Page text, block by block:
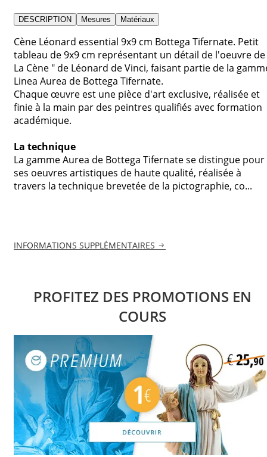
DESCRIPTION Mesures Matériaux
Cène Léonard essential 9x9 cm Bottega Tifernate. Petit
tableau de 9x9 cm représentant un détail de l'oeuvre de
La Cène " de Léonard de Vinci, faisant partie de la
Linea Aurea de Bottega Tifernate.
Chaque œuvre est une pièce d'art exclusive, réalisée et
finie à la main par des peintres qualifiés avec formation
académique.
La technique
La gamme Aurea de Bottega Tifernate se distingue pour
ses oeuvres artistiques de haute qualité, réalisée à
travers la technique brevetée de la pictographie, co...
INFORMATIONS SUPPLÉMENTAIRES
PROFITEZ DES PROMOTIONS EN
COURS